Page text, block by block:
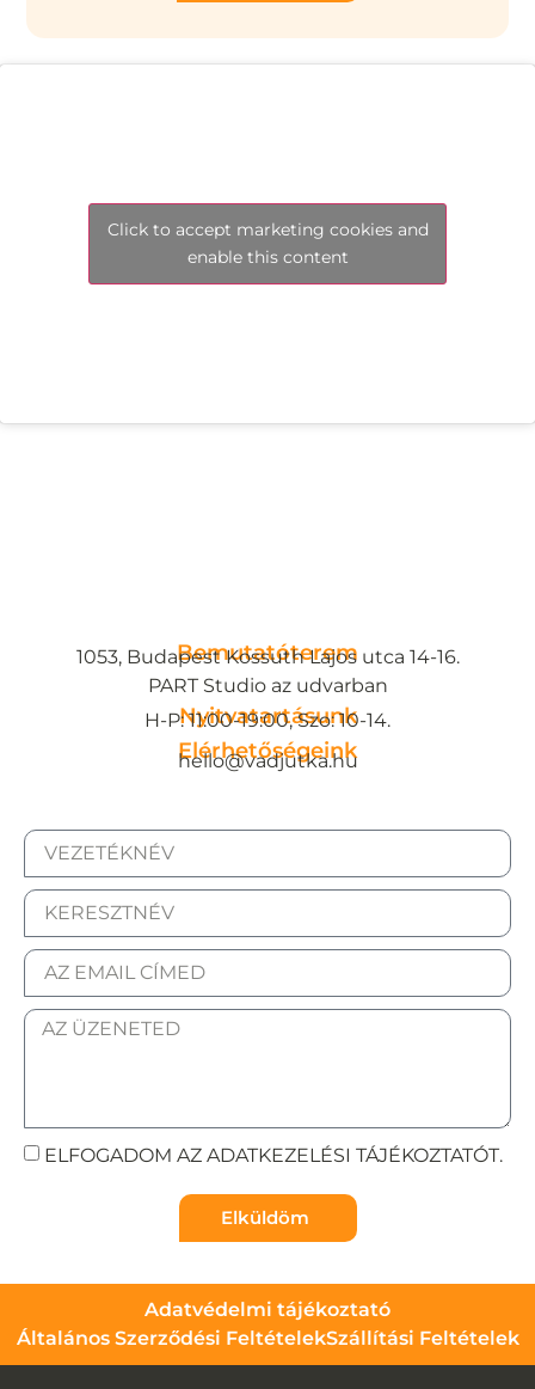
Click to accept marketing cookies and
enable this content
Bemutatóterem
1053, Budapest Kossuth Lajos utca 14-16.
PART Studio az udvarban
Nyitvatartásunk
H-P: 11:00-19:00, Szo: 10-14.
Elérhetőségeink
hello@vadjutka.hu
ELFOGADOM AZ ADATKEZELÉSI TÁJÉKOZTATÓT.
Elküldöm
Adatvédelmi tájékoztató
Általános Szerződési FeltételekSzállítási Feltételek